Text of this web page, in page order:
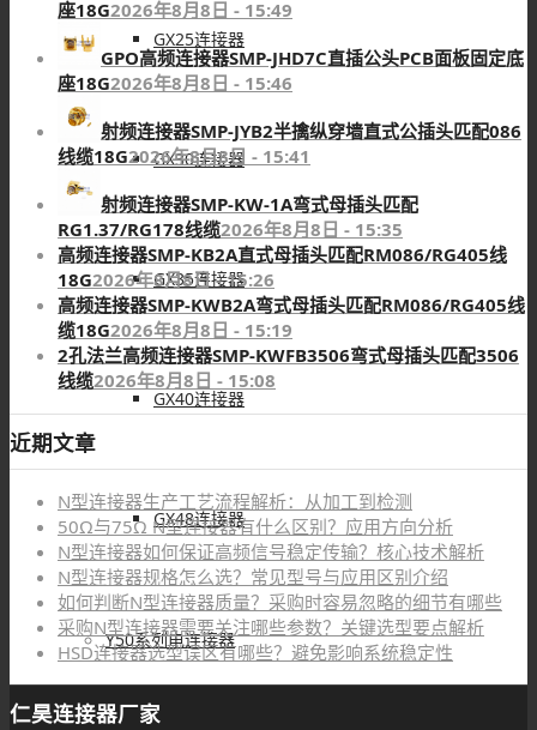
GX25连接器
GX30连接器
GX35连接器
GX40连接器
GX48连接器
Y50系列电连接器
座18G2026年8月8日 - 15:49
GPO高频连接器SMP-JHD7C直插公头PCB面板固定底
座18G2026年8月8日 - 15:46
射频连接器SMP-JYB2半擒纵穿墙直式公插头匹配086
线缆18G2026年8月8日 - 15:41
射频连接器SMP-KW-1A弯式母插头匹配
RG1.37/RG178线缆2026年8月8日 - 15:35
高频连接器SMP-KB2A直式母插头匹配RM086/RG405线
18G2026年8月8日 - 15:26
高频连接器SMP-KWB2A弯式母插头匹配RM086/RG405线
缆18G2026年8月8日 - 15:19
2孔法兰高频连接器SMP-KWFB3506弯式母插头匹配3506
线缆2026年8月8日 - 15:08
近期文章
N型连接器生产工艺流程解析：从加工到检测
50Ω与75Ω N型连接器有什么区别？应用方向分析
N型连接器如何保证高频信号稳定传输？核心技术解析
N型连接器规格怎么选？常见型号与应用区别介绍
如何判断N型连接器质量？采购时容易忽略的细节有哪些
采购N型连接器需要关注哪些参数？关键选型要点解析
HSD连接器选型误区有哪些？避免影响系统稳定性
仁昊连接器厂家